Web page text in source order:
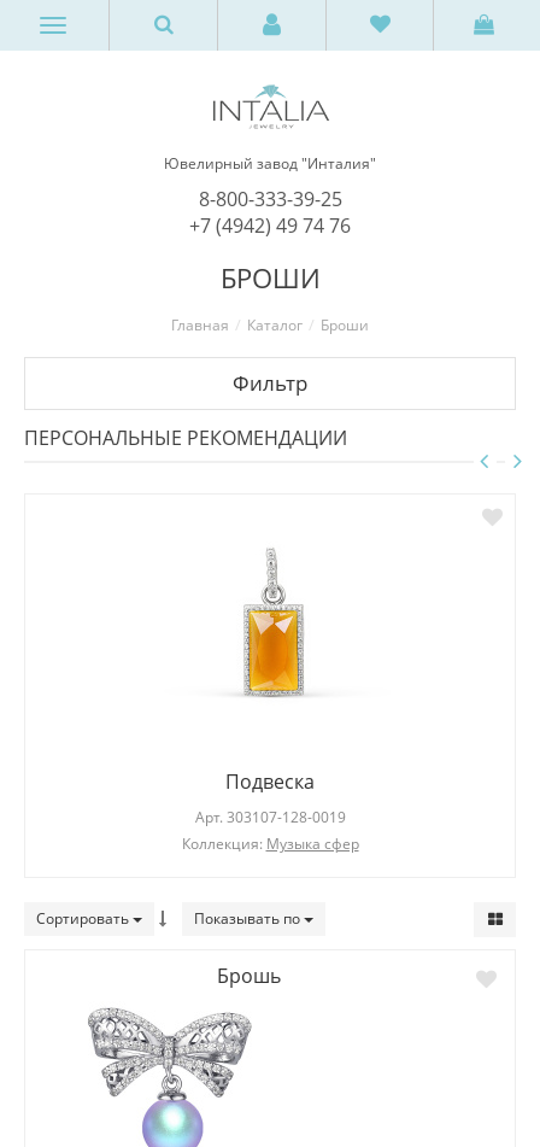
Ювелирный завод "Инталия"
8-800-333-39-25
+7 (4942) 49 74 76
БРОШИ
Главная Каталог Броши
Фильтр
ПЕРСОНАЛЬНЫЕ РЕКОМЕНДАЦИИ
Подвеска
Арт. 303107-128-0019
Коллекция: Музыка сфер
Сортировать Показывать по
Брошь